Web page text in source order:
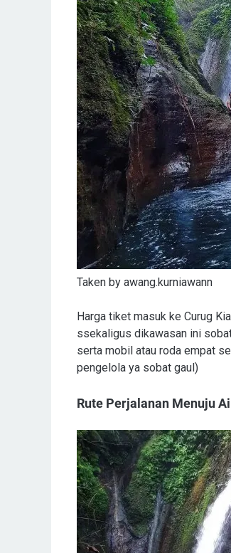
Taken by awang.kurniawann
Harga tiket masuk ke Curug
ssekaligus dikawasan ini
serta mobil atau roda empat
pengelola ya sobat gaul)
Rute Perjalanan Menuju